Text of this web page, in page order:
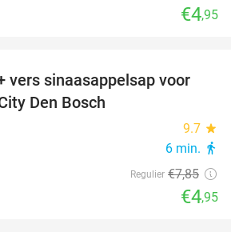
€4,95
37%
vers sinaasappelsap voor
Den Bosch
9.7 star
6 min. directions_walk
Regulier €7,85
€4,95